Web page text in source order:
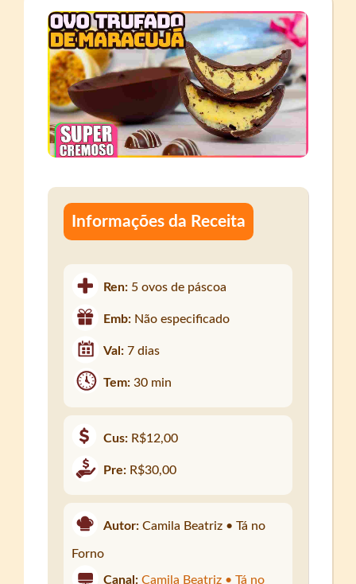
Informações da Receita
Ren: 5 ovos de páscoa
Emb: Não especificado
Val:7 dias
Tem:30 min
Cus: R$12,00
Pre: R$30,00
Autor: Camila Beatriz • Tá no
Forno
Canal: Camila Beatriz • Tá no